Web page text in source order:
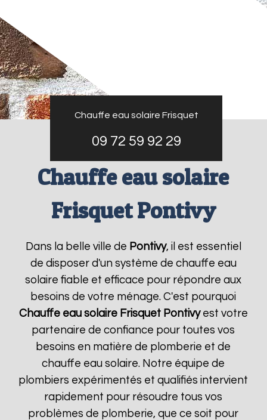
Chauffe eau solaire Frisquet
09 72 59 92 29
Chauffe eau solaire
Frisquet Pontivy
Dans la belle ville de Pontivy, il est essentiel
de disposer d'un système de chauffe eau
solaire fiable et efficace pour répondre aux
besoins de votre ménage. C'est pourquoi
Chauffe eau solaire Frisquet Pontivyest votre
partenaire de confiance pour toutes vos
besoins en matière de plomberie et de
chauffe eau solaire. Notre équipe de
plombiers expérimentés et qualifiés intervient
rapidement pour résoudre tous vos
problèmes de plomberie, que ce soit pour